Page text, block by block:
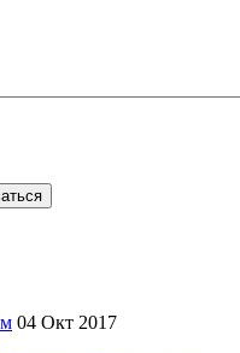
04 Окт 2017